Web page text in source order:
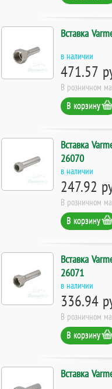
Вставка
в наличии
471.57
В розничном
В корзину
Вставка
26070
в наличии
247.92
В розничном
В корзину
Вставка
26071
в наличии
336.94
В розничном
В корзину
Вставка